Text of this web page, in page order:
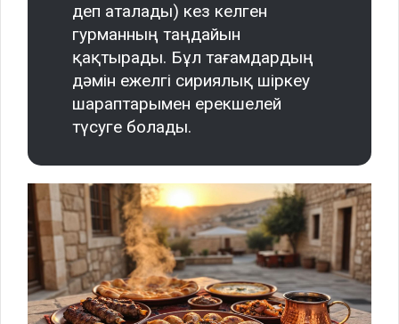
деп аталады) кез келген
гурманның таңдайын
қақтырады. Бұл тағамдардың
дәмін ежелгі сириялық шіркеу
шараптарымен ерекшелей
түсуге болады.